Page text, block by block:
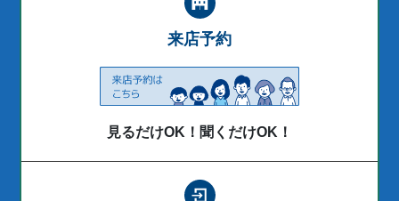
来店予約
見るだけOK！聞くだけOK！